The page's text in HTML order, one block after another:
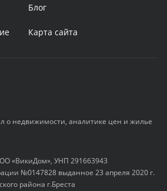
Блог
Карта сайта
о недвижимости, аналитике цен и жилье
«ВикиДом», УНП 291663943
№0147828 выданное 23 апреля 2020 г.
района г.Бреста